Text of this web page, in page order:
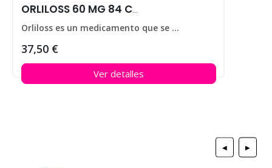
ORLILOSS 60 MG 84 CAPS
Orliloss es un medicamento que se utiliza para ayudar a perder peso en personas que padecen obesidad.
37,50 €
Ver detalles
◀ ▶